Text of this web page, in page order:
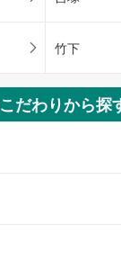
竹下
だわりから探